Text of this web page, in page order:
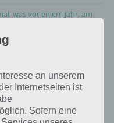
was vor einem Jahr, am
zu Norwegen im Januar
an unserem
Internetseiten ist
Sofern eine